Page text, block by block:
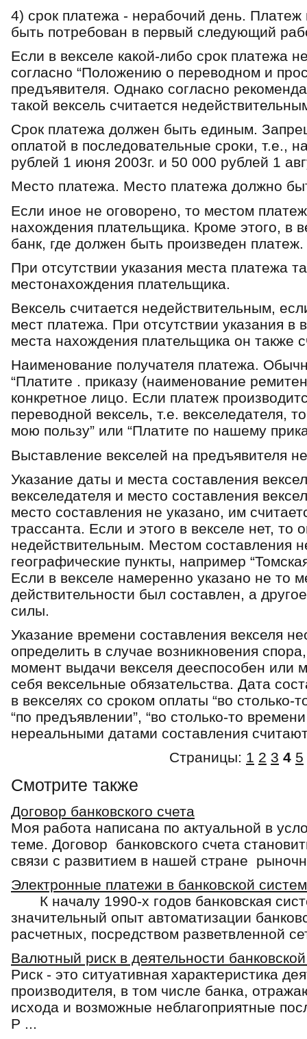
4) срок платежа - нерабочий день.
быть потребован в первый следующий
Если в векселе какой-либо срок платежа
согласно “Положению о переводном и
предъявителя. Однако согласно
такой вексель считается
Срок платежа должен быть единым.
оплатой в последовательные сроки, т.е.,
рублей 1 июня 2003г. и 50 000 рублей 1
Место платежа. Место платежа должно
Если иное не оговорено, то местом
нахождения плательщика. Кроме этого, в
банк, где должен быть произведен платеж.
При отсутствии указания места платежа
местонахождения плательщика.
Вексель считается недействительным,
мест платежа. При отсутствии указания в
места нахождения плательщика он также
Наименование получателя платежа.
“Платите . приказу (наименование
конкретное лицо. Если платеж
переводной вексель, т.е. векселедателя,
мою пользу” или “Платите по нашему
Выставление векселей на предъявителя
Указание даты и места составления
векселедателя и место составления
место составления не указано, им
трассанта. Если и этого в векселе нет, то
недействительным. Местом составления
географические пункты, например
Если в векселе намеренно указано не то
действительности был составлен, а
силы.
Указание времени составления векселя
определить в случае возникновения
момент выдачи векселя дееспособен или
себя вексельные обязательства. Дата
в векселях со сроком оплаты “во столько-
“по предъявлении”, “во столько-то
нереальными датами составления
Страницы: 1 2 3 4 5
Смотрите также
Договор банковского счета
Моя работа написана по актуальной в
теме. Договор банковского счета
связи с развитием в нашей стране
Электронные платежи в банковской
К началу 1990-х годов банковская
значительный опыт автоматизации
расчетных, посредством разветвленной
Валютный риск в деятельности
Риск - это ситуативная характеристика
производителя, в том числе банка,
исхода и возможные неблагоприятные
Р ...